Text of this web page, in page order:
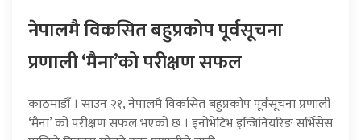
नेपालमै विकसित बहुप्रकोप पूर्वसूचना
प्रणाली ‘मैना’को परीक्षण सफल
काठमाडौँ । साउन २१, नेपालमै विकसित बहुप्रकोप पूर्वसूचना प्रणाली
‘मैना’ को परीक्षण सफल भएको छ । इनोभेटिभ इन्जिनियरिङ सर्भिसेस